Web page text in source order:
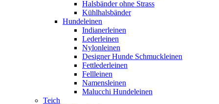
Halsbänder ohne Strass
Kühlhalsbänder
Hundeleinen
Indianerleinen
Lederleinen
Nylonleinen
Designer Hunde Schmuckleinen
Fettlederleinen
Fellleinen
Namensleinen
Malucchi Hundeleinen
Teich